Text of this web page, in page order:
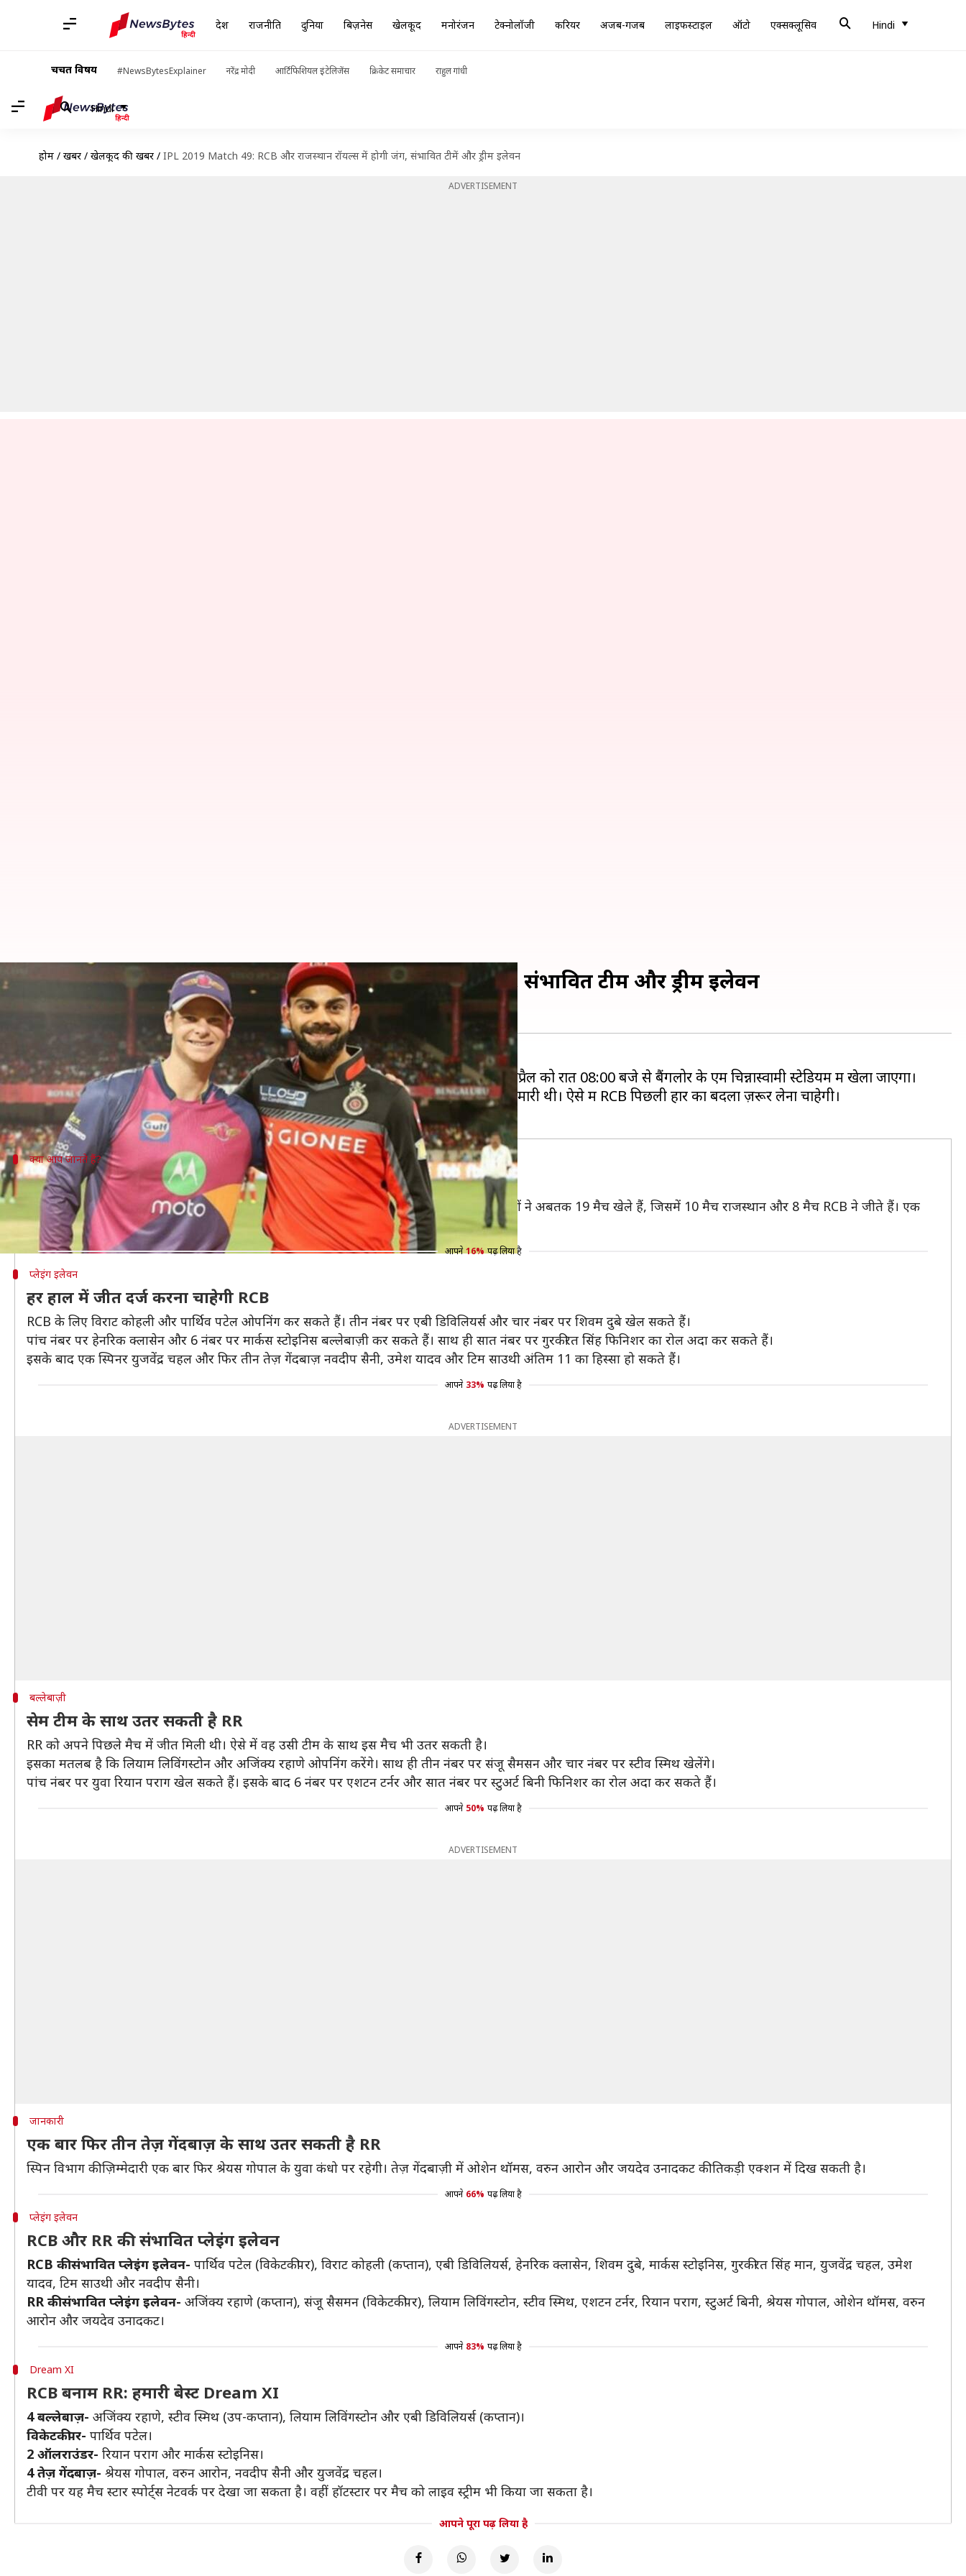
देश राजनीति दुनिया बिज़नेस खेलकूद मनोरंजन टेक्नोलॉजी करियर अजब-गजब लाइफस्टाइल ऑटो एक्सक्लूसिव Hindi
चर्चित विषय #NewsBytesExplainer नरेंद्र मोदी आर्टिफिशियल इंटेलिजेंस क्रिकेट समाचार राहुल गांधी
Hindi
होम / खबरें / खेलकूद की खबरें / IPL 2019 Match 49: RCB और राजस्थान रॉयल्स में होगी जंग, संभावित टीमें और ड्रीम इलेवन
ADVERTISEMENT
IPL 2019 Match 49: RCB और राजस्थान रॉयल्स में होगी जंग, संभावित टीमें और ड्रीम इलेवन
09:55 am
IPL 2019 का 49वां मैच, रॉयल चैलेंजर्स बैंगलोर (RCB) और राजस्थान रॉयल्स (RR) के बीच 30 अप्रैल को रात 08:00 बजे से बैंगलोर के एम चिन्नास्वामी स्टेडियम में खेला जाएगा।
इस सीज़न में जब इससे पहले ये दोनों टीमें जयपुर में आमने-सामने थीं, तो राजस्थान रॉयल्स ने बाज़ी मारी थी। ऐसे में RCB पिछली हार का बदला ज़रूर लेना चाहेगी।
क्या आप जानते हैं?
दोनों टीमों के बीच हेड-टू-हेड प्रदर्शन पर एक नज़र
RCB और RR के बीच हेड-टू-हेड की बात करें, तो इसमें दोनों टीमें के बीच ज़बरदस्त राइवलरी है। दोनों टीमों ने अबतक 19 मैच खेले हैं, जिसमें 10 मैच राजस्थान और 8 मैच RCB ने जीते हैं। एक
मैच का कोई परिणाम नहीं रहा था।
आपने 16% पढ़ लिया है
प्लेइंग इलेवन
हर हाल में जीत दर्ज करना चाहेगी RCB
RCB के लिए विराट कोहली और पार्थिव पटेल ओपनिंग कर सकते हैं। तीन नंबर पर एबी डिविलियर्स और चार नंबर पर शिवम दुबे खेल सकते हैं।
पांच नंबर पर हेनरिक क्लासेन और 6 नंबर पर मार्कस स्टोइनिस बल्लेबाज़ी कर सकते हैं। साथ ही सात नंबर पर गुरकीरत सिंह फिनिशर का रोल अदा कर सकते हैं।
इसके बाद एक स्पिनर युजवेंद्र चहल और फिर तीन तेज़ गेंदबाज़ नवदीप सैनी, उमेश यादव और टिम साउथी अंतिम 11 का हिस्सा हो सकते हैं।
आपने 33% पढ़ लिया है
ADVERTISEMENT
बल्लेबाज़ी
सेम टीम के साथ उतर सकती है RR
RR को अपने पिछले मैच में जीत मिली थी। ऐसे में वह उसी टीम के साथ इस मैच भी उतर सकती है।
इसका मतलब है कि लियाम लिविंगस्टोन और अजिंक्य रहाणे ओपनिंग करेंगे। साथ ही तीन नंबर पर संजू सैमसन और चार नंबर पर स्टीव स्मिथ खेलेंगे।
पांच नंबर पर युवा रियान पराग खेल सकते हैं। इसके बाद 6 नंबर पर एशटन टर्नर और सात नंबर पर स्टुअर्ट बिनी फिनिशर का रोल अदा कर सकते हैं।
आपने 50% पढ़ लिया है
ADVERTISEMENT
जानकारी
एक बार फिर तीन तेज़ गेंदबाज़ के साथ उतर सकती है RR
स्पिन विभाग की ज़िम्मेदारी एक बार फिर श्रेयस गोपाल के युवा कंधो पर रहेगी। तेज़ गेंदबाज़ी में ओशेन थॉमस, वरुन आरोन और जयदेव उनादकट की तिकड़ी एक्शन में दिख सकती है।
आपने 66% पढ़ लिया है
प्लेइंग इलेवन
RCB और RR की संभावित प्लेइंग इलेवन
RCB की संभावित प्लेइंग इलेवन- पार्थिव पटेल (विकेटकीपर), विराट कोहली (कप्तान), एबी डिविलियर्स, हेनरिक क्लासेन, शिवम दुबे, मार्कस स्टोइनिस, गुरकीरत सिंह मान, युजवेंद्र चहल, उमेश
यादव, टिम साउथी और नवदीप सैनी।
RR की संभावित प्लेइंग इलेवन- अजिंक्य रहाणे (कप्तान), संजू सैसमन (विकेटकीपर), लियाम लिविंगस्टोन, स्टीव स्मिथ, एशटन टर्नर, रियान पराग, स्टुअर्ट बिनी, श्रेयस गोपाल, ओशेन थॉमस, वरुन
आरोन और जयदेव उनादकट।
आपने 83% पढ़ लिया है
Dream XI
RCB बनाम RR: हमारी बेस्ट Dream XI
4 बल्लेबाज़- अजिंक्य रहाणे, स्टीव स्मिथ (उप-कप्तान), लियाम लिविंगस्टोन और एबी डिविलियर्स (कप्तान)।
विकेटकीपर- पार्थिव पटेल।
2 ऑलराउंडर- रियान पराग और मार्कस स्टोइनिस।
4 तेज़ गेंदबाज़- श्रेयस गोपाल, वरुन आरोन, नवदीप सैनी और युजवेंद्र चहल।
टीवी पर यह मैच स्टार स्पोर्ट्स नेटवर्क पर देखा जा सकता है। वहीं हॉटस्टार पर मैच को लाइव स्ट्रीम भी किया जा सकता है।
आपने पूरा पढ़ लिया है